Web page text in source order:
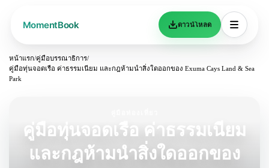
ดาวน์โหลด
หน้าแรก/คู่มือบรรณาธิการ/
คู่มือทุ่นจอดเรือ ค่าธรรมเนียม และกฎห้ามนำสิ่งใดออกของ Exuma Cays Land & Sea
Park
คู่มือทุ่นจอดเรือ ค่าธรรมเนียม
และกฎห้ามนำสิ่งใดออกของ